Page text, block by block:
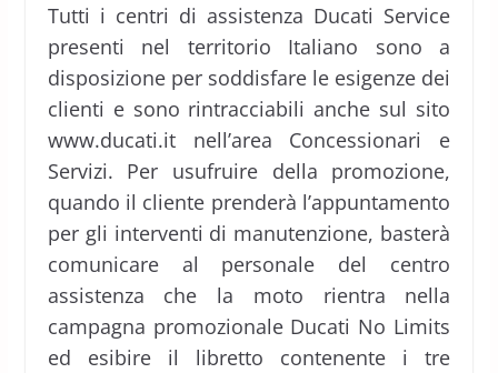
Tutti i centri di assistenza Ducati Service
presenti nel territorio Italiano sono a
disposizione per soddisfare le esigenze dei
clienti e sono rintracciabili anche sul sito
www.ducati.it nell’area Concessionari e
Servizi. Per usufruire della promozione,
quando il cliente prenderà l’appuntamento
per gli interventi di manutenzione, basterà
comunicare al personale del centro
assistenza che la moto rientra nella
campagna promozionale Ducati No Limits
ed esibire il libretto contenente i tre